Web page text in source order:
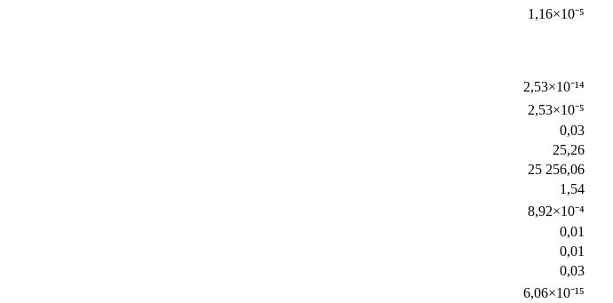
1,16×10⁻⁵
2,53×10⁻¹⁴
2,53×10⁻⁵
0,03
25,26
25 256,06
1,54
8,92×10⁻⁴
0,01
0,01
0,03
6,06×10⁻¹⁵